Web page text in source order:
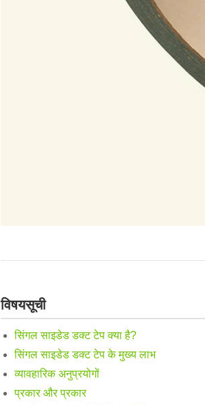
विषयसूची
सिंगल साइडेड डक्ट टेप क्या है?
सिंगल साइडेड डक्ट टेप के मुख्य लाभ
व्यावहारिक अनुप्रयोगों
प्रकार और प्रकार